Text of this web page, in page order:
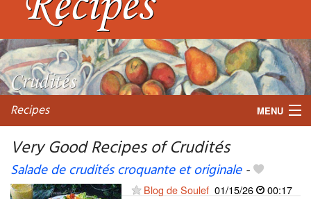
Recipes MENU
My favorite blogs
Very Good Recipes of Crudités
Salade de crudités croquante et originale-
Blog de Soulef 01/15/26 00:17